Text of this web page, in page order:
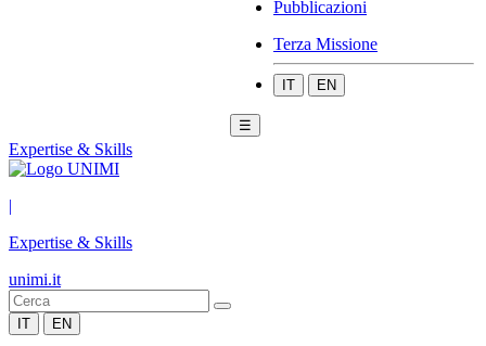
Pubblicazioni
Terza Missione
IT EN
☰
Expertise & Skills
|
Expertise & Skills
unimi.it
IT EN